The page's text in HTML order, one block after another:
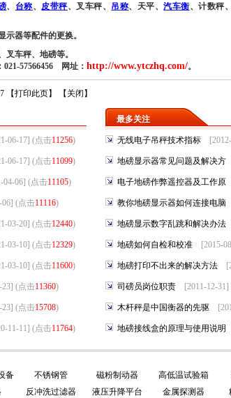
、 台称、 皮带秤、叉车秤、 吊称、天平、汽车衡、计数秤
示器等配件的更换。
叉车秤、地磅等。
021-57566456 网址： http://www.ytczhq.com/。
【打印此页】 【 关闭 】
06-17] (点击11256)
06-17] (点击11099)
04-06] (点击11105)
06] (点击11116)
03-20] (点击12440)
03-10] (点击12329)
03-10] (点击11600)
23] (点击11360)
23] (点击15708)
11-11] (点击11764)
最多关注
无线电子吊秤技术指标
地磅显示器常见问题及解决方
电子地磅作弊遥控器及工作原
教你地磅显示器如何连接电脑
地磅显示数字乱跳和解决办法
地磅如何自检和校准 [2015-
地磅打印不出来的解决方法
司磅员岗位职责 [2011-12-
木杆秤是中国衡器的先驱
地磅接线盒的原理与使用说明
备 不锈钢管 磁粉制动器 高低温试验箱
反冲洗过滤器 液压升降平台 金属探测器